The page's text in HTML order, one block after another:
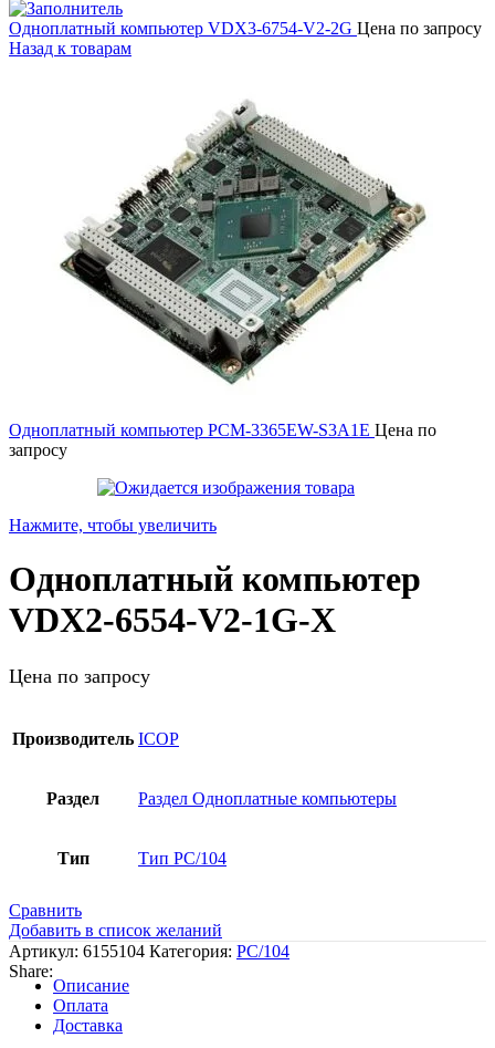
Одноплатный компьютер VDX3-6754-V2-2G Цена по запросу
Назад к товарам
Одноплатный компьютер PCM-3365EW-S3A1E Цена по
запросу
Нажмите, чтобы увеличить
Одноплатный компьютер
VDX2-6554-V2-1G-X
Цена по запросу
Производитель ICOP
Раздел Раздел Одноплатные компьютеры
Тип Тип PC/104
Сравнить
Добавить в список желаний
Артикул: 6155104 Категория: PC/104
Share:
Описание
Оплата
Доставка